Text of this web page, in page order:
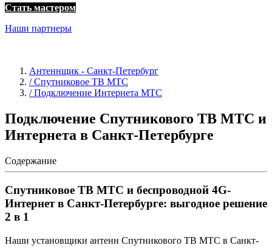
Стать мастером
Наши партнеры
Антеннщик - Санкт-Петербург
/ Спутниковое ТВ МТС
/ Подключение Интернета МТС
Подключение Спутникового ТВ МТС и
Интернета в Санкт-Петербурге
Содержание
Спутниковое ТВ МТС и беспроводной 4G-
Интернет в Санкт-Петербурге: выгодное решение
2 в 1
Наши установщики антенн Спутникового ТВ МТС в Санкт-